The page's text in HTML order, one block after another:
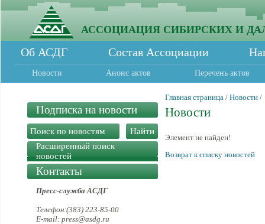
АССОЦИАЦИЯ СИБИРСКИХ И
Об АСДГ Состав Ассоциации
Новости Анонс актов Перечень актов
Подписка на новости
Расширенный поиск
новостей
Контакты
Пресс-служба АСДГ
Телефон:(383) 223-85-00
E-mail: press@asdg.ru
Главная страница / Новости /
Новости
Элемент не найден!
Возврат к списку новостей